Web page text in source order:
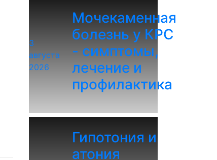
3
августа
2026
Мочекаменная
болезнь у КРС
- симптомы,
лечение и
профилактика
Гипотония и
атония